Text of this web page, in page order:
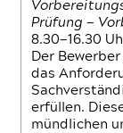
Prüfung —
8.30—16.30
Der
das
erfüllen.
mündlichen